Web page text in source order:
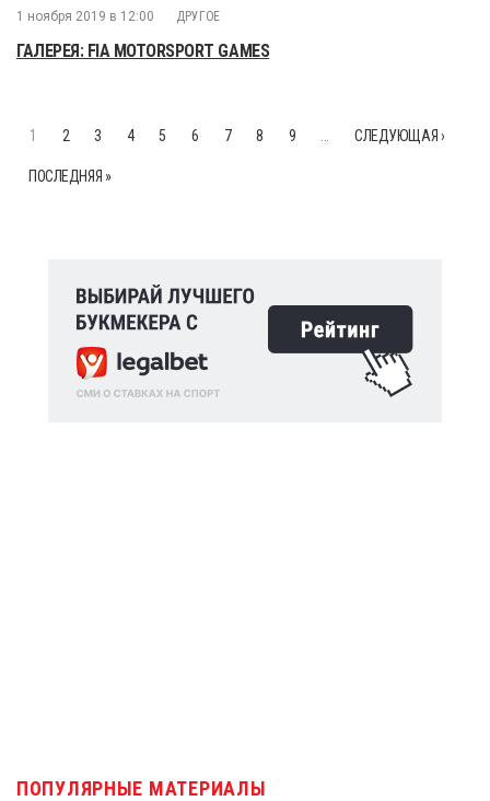
1 ноября 2019 в 12:00 ДРУГОЕ
ГАЛЕРЕЯ: FIA MOTORSPORT GAMES
1 2 3 4 5 6 7 8 9 СЛЕДУЮЩАЯ ›
ПОСЛЕДНЯЯ »
ПОПУЛЯРНЫЕ МАТЕРИАЛЫ